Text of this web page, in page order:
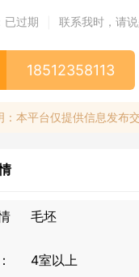
已过期 联系我时，请
18512358113
：本平台仅提供信息发布
毛坯
4室以上